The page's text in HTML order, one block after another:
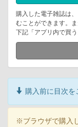
購入した電子雑誌は
むことができます。
下記「アプリ内で買
購入前に目次を
※ブラウザで購入